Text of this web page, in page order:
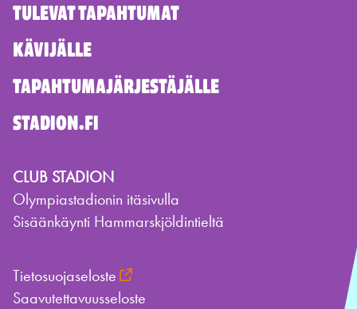
TULEVAT TAPAHTUMAT
KÄVIJÄLLE
TAPAHTUMAJÄRJESTÄJÄLLE
STADION.FI
CLUB STADION
Olympiastadionin itäsivulla
Sisäänkäynti Hammarskjöldintieltä
Tietosuojaseloste
Saavutettavuusseloste